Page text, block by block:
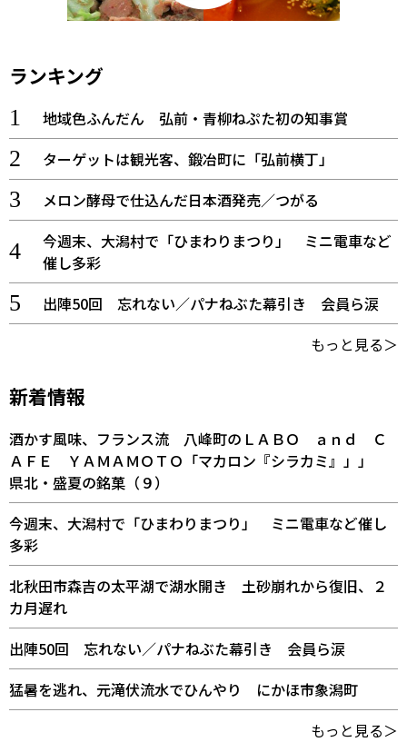
ランキング
地域色ふんだん 弘前・青柳ねぷた初の知事賞
ターゲットは観光客、鍛冶町に「弘前横丁」
メロン酵母で仕込んだ日本酒発売／つがる
今週末、大潟村で「ひまわりまつり」 ミニ電車など
催し多彩
出陣50回 忘れない／パナねぶた幕引き 会員ら涙
もっと見る＞
新着情報
酒かす風味、フランス流 八峰町のＬＡＢＯ ａｎｄ Ｃ
ＡＦＥ ＹＡＭＡＭＯＴＯ「マカロン『シラカミ』」」
県北・盛夏の銘菓（９）
今週末、大潟村で「ひまわりまつり」 ミニ電車など催し
多彩
北秋田市森吉の太平湖で湖水開き 土砂崩れから復旧、２
カ月遅れ
出陣50回 忘れない／パナねぶた幕引き 会員ら涙
猛暑を逃れ、元滝伏流水でひんやり にかほ市象潟町
もっと見る＞